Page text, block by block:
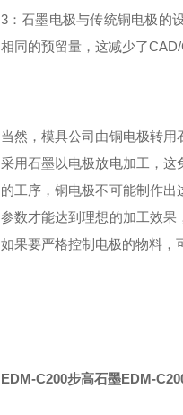
3：石墨电极与传统铜电极的
相同的预留量，这减少了
当然，模具公司由铜电极转
采用石墨以电极放电加工，
的工序，铜电极不可能制作
参数才能达到理想的加工效果
如果要严格控制电极的物料，
EDM-C200步高石墨EDM-